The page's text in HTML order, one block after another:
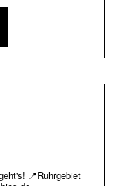
📍Ruhrgebiet